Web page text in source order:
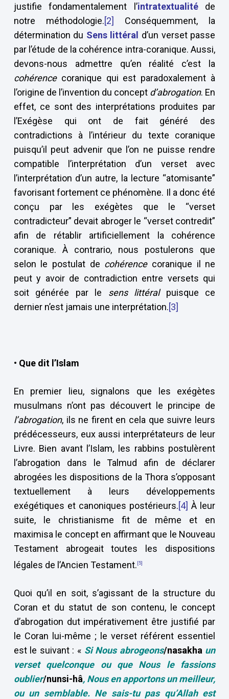
justifie fondamentalement l’intratextualitéde
notre méthodologie.[2]
Conséquemment, la
détermination du Sens littéral
d’un verset passe
par l’étude de la cohérence intra-coranique. Aussi,
devons-nous admettre qu’en réalité c’est la
cohérencecoranique qui est paradoxalement à
l’origine de l’invention du concept d’abrogation. En
effet, ce sont des interprétations produites par
l’Exégèse qui ont de fait généré des
contradictions à l’intérieur du texte coranique
puisqu’il peut advenir que l’on ne puisse rendre
compatible l’interprétation d’un verset avec
l’interprétation d’un autre, la lecture “atomisante”
favorisant fortement ce phénomène. Il a donc été
conçu par les exégètes que le “verset
contradicteur” devait abroger le “verset contredit”
afin de rétablir artificiellement la cohérence
coranique. À contrario, nous postulerons que
selon le postulat de cohérencecoranique il ne
peut y avoir de contradiction entre versets qui
soit générée par le sens littéralpuisque ce
dernier n’est jamais une interprétation.[3]
• Que dit l’Islam
En premier lieu, signalons que les exégètes
musulmans n’ont pas découvert le principe de
l’abrogation, ils ne firent en cela que suivre leurs
prédécesseurs, eux aussi interprétateurs de leur
Livre. Bien avant l’Islam, les rabbins postulèrent
l’abrogation dans le Talmud afin de déclarer
abrogées les dispositions de la Thora s’opposant
textuellement à leurs développements
exégétiques et canoniques postérieurs.[4] À leur
suite, le christianisme fit de même et en
maximisa le concept en affirmant que le Nouveau
Testament abrogeait toutes les dispositions
légales de l’Ancien Testament. [5]
Quoi qu’il en soit, s’agissant de la structure du
Coran et du statut de son contenu, le concept
d’abrogation dut impérativement être justifié par
le Coran lui-même ; le verset référent essentiel
est le suivant : « Si Nous abrogeons/nasakha un
verset quelconque ou que Nous le fassions
oublier/nunsi-hâ, Nous en apportons un meilleur,
ou un semblable. Ne sais-tu pas qu’Allah est